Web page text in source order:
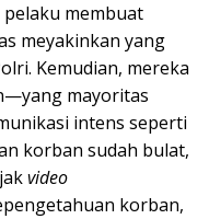
pelaku membuat
meyakinkan yang
Kemudian, mereka
mayoritas
intens seperti
korban sudah bulat,
video
korban,